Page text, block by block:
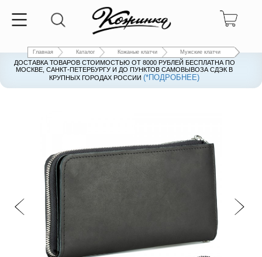
Главная Каталог Кожаные клатчи Мужские клатчи
ДОСТАВКА ТОВАРОВ СТОИМОСТЬЮ ОТ 8000 РУБЛЕЙ БЕСПЛАТНА ПО
МОСКВЕ, САНКТ-ПЕТЕРБУРГУ И ДО ПУНКТОВ САМОВЫВОЗА СДЭК В
КРУПНЫХ ГОРОДАХ РОССИИ(*ПОДРОБНЕЕ)
ДОСТАВКА ТОВАРОВ СТОИМОСТЬЮ ОТ 8000 РУБЛЕЙ БЕСПЛАТНА ПО
МОСКВЕ, САНКТ-ПЕТЕРБУРГУ И ДО ПУНКТОВ САМОВЫВОЗА СДЭК В
КРУПНЫХ ГОРОДАХ РОССИИ(*ПОДРОБНЕЕ)